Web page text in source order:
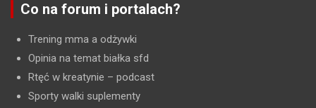
Co na forum i portalach?
Trening mma a odżywki
Opinia na temat białka sfd
Rtęć w kreatynie – podcast
Sporty walki suplementy